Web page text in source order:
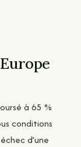
à 65 %
conditions
d’une